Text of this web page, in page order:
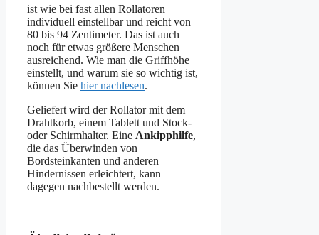
ist wie bei fast allen Rollatoren
individuell einstellbar und reicht von
80 bis 94 Zentimeter. Das ist auch
noch für etwas größere Menschen
ausreichend. Wie man die Griffhöhe
einstellt, und warum sie so wichtig ist,
können Sie hier nachlesen.
Geliefert wird der Rollator mit dem
Drahtkorb, einem Tablett und Stock-
oder Schirmhalter. Eine Ankipphilfe,
die das Überwinden von
Bordsteinkanten und anderen
Hindernissen erleichtert, kann
dagegen nachbestellt werden.